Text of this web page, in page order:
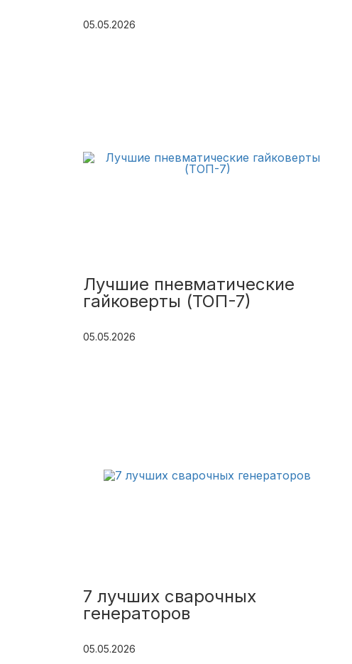
05.05.2026
Лучшие пневматические
гайковерты (ТОП-7)
05.05.2026
7 лучших сварочных
генераторов
05.05.2026